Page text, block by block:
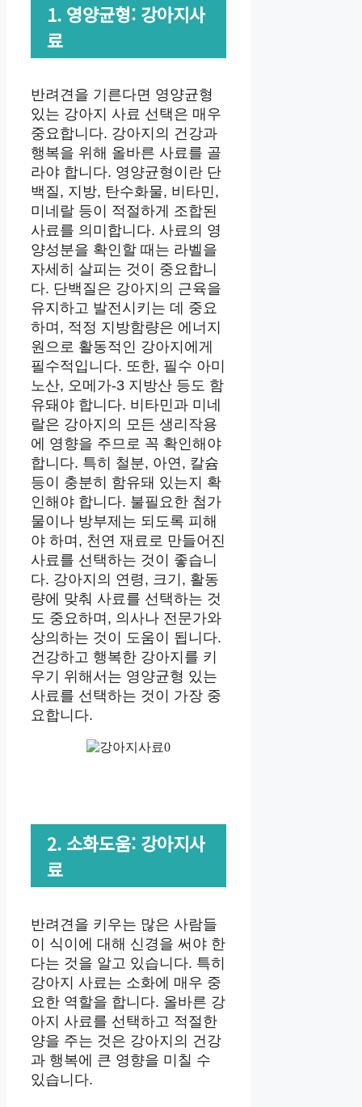
1. 영양균형: 강아지사
료
반려견을 기른다면 영양균형
있는 강아지 사료 선택은 매우
중요합니다. 강아지의 건강과
행복을 위해 올바른 사료를 골
라야 합니다. 영양균형이란 단
백질, 지방, 탄수화물, 비타민,
미네랄 등이 적절하게 조합된
사료를 의미합니다. 사료의 영
양성분을 확인할 때는 라벨을
자세히 살피는 것이 중요합니
다. 단백질은 강아지의 근육을
유지하고 발전시키는 데 중요
하며, 적정 지방함량은 에너지
원으로 활동적인 강아지에게
필수적입니다. 또한, 필수 아미
노산, 오메가-3 지방산 등도 함
유돼야 합니다. 비타민과 미네
랄은 강아지의 모든 생리작용
에 영향을 주므로 꼭 확인해야
합니다. 특히 철분, 아연, 칼슘
등이 충분히 함유돼 있는지 확
인해야 합니다. 불필요한 첨가
물이나 방부제는 되도록 피해
야 하며, 천연 재료로 만들어진
사료를 선택하는 것이 좋습니
다. 강아지의 연령, 크기, 활동
량에 맞춰 사료를 선택하는 것
도 중요하며, 의사나 전문가와
상의하는 것이 도움이 됩니다.
건강하고 행복한 강아지를 키
우기 위해서는 영양균형 있는
사료를 선택하는 것이 가장 중
요합니다.
2. 소화도움: 강아지사
료
반려견을 키우는 많은 사람들
이 식이에 대해 신경을 써야 한
다는 것을 알고 있습니다. 특히
강아지 사료는 소화에 매우 중
요한 역할을 합니다. 올바른 강
아지 사료를 선택하고 적절한
양을 주는 것은 강아지의 건강
과 행복에 큰 영향을 미칠 수
있습니다.